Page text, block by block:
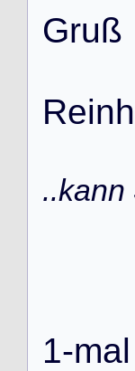
Gruß
Reinh
..kann
1-mal